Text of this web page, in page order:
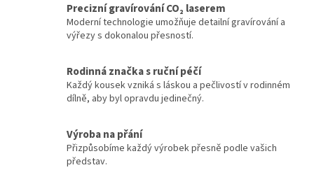
Precizní gravírování CO₂ laserem
Moderní technologie umožňuje detailní gravírování a
výřezy s dokonalou přesností.
Rodinná značka s ruční péčí
Každý kousek vzniká s láskou a pečlivostí v rodinném
dílně, aby byl opravdu jedinečný.
Výroba na přání
Přizpůsobíme každý výrobek přesně podle vašich
představ.